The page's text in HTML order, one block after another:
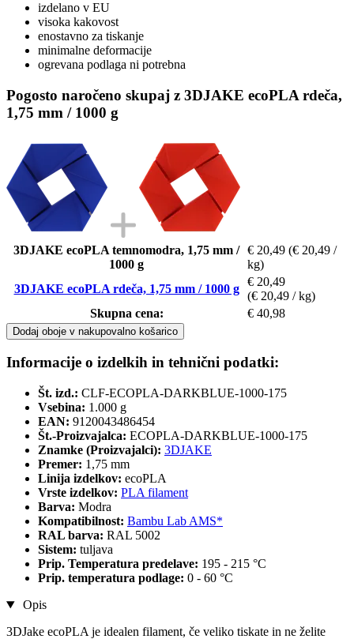
izdelano v EU
visoka kakovost
enostavno za tiskanje
minimalne deformacije
ogrevana podlaga ni potrebna
Pogosto naročeno skupaj z 3DJAKE ecoPLA rdeča,
1,75 mm / 1000 g
3DJAKE ecoPLA temnomodra, 1,75 mm /
1000 g
€ 20,49 (€ 20,49 /
kg)
3DJAKE ecoPLA rdeča, 1,75 mm / 1000 g
€ 20,49
(€ 20,49 / kg)
Skupna cena:
€ 40,98
Dodaj oboje v nakupovalno košarico
Informacije o izdelkih in tehnični podatki:
Št. izd.: CLF-ECOPLA-DARKBLUE-1000-175
Vsebina: 1.000 g
EAN: 9120043486454
Št.-Proizvajalca: ECOPLA-DARKBLUE-1000-175
Znamke (Proizvajalci): 3DJAKE
Premer: 1,75 mm
Linija izdelkov: ecoPLA
Vrste izdelkov: PLA filament
Barva: Modra
Kompatibilnost: Bambu Lab AMS*
RAL barva: RAL 5002
Sistem: tuljava
Prip. Temperatura predelave: 195 - 215 °C
Prip. temperatura podlage: 0 - 60 °C
Opis
3DJake ecoPLA je idealen filament, če veliko tiskate in ne želite